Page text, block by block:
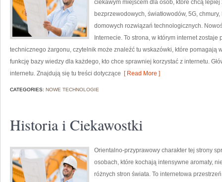
ciekawym miejscem dla osób, które chcą
bezprzewodowych, światłowodów, 5G,
domowych rozwiązań technologicznych.
Internecie. To strona, w którym internet zostaje
technicznego żargonu, czytelnik może znaleźć tu wskazówki, które pomagają
funkcję bazy wiedzy dla każdego, kto chce sprawniej korzystać z internetu.
internetu. Znajdują się tu treści dotyczące [ Read More ]
CATEGORIES: NOWE TECHNOLOGIE
Historia i Ciekawostki
Orientalno-przyprawowy charakter tej strony
osobach, które kochają intensywne aromaty,
różnych stron świata. To internetowa